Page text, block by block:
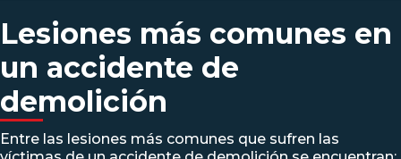
Lesiones más comunes en
un accidente de
demolición
Entre las lesiones más comunes que sufren las